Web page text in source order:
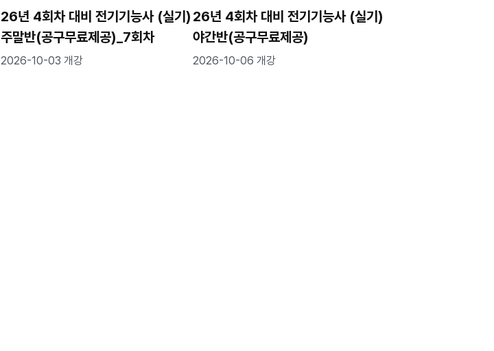
26년 4회차 대비 전기기능사 (실기)
주말반(공구무료제공)_7회차
2026-10-03 개강
26년 4회차 대비 전기기능사 (실기)
야간반(공구무료제공)
2026-10-06 개강